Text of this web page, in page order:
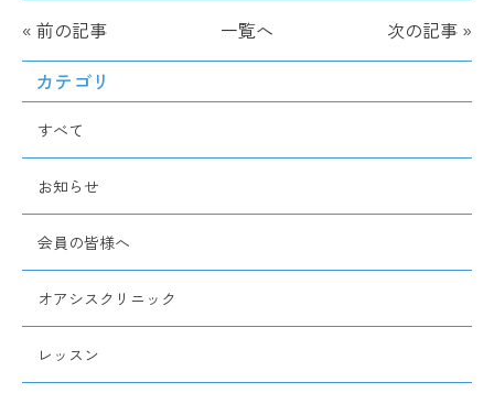
« 前の記事 一覧へ 次の記事 »
カテゴリ
すべて
お知らせ
会員の皆様へ
オアシスクリニック
レッスン